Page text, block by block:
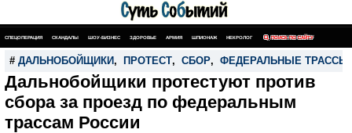
СПЕЦОПЕРАЦИЯ СКАНДАЛЫ ШОУ-БИЗНЕС ЗДОРОВЬЕ АРМИЯ ШПИОНАЖ НЕКРОЛОГ ПОИСК ПО САЙТУ
# ДАЛЬНОБОЙЩИКИ , ПРОТЕСТ, СБОР, ФЕДЕРАЛЬНЫЕ ТРАССЫ
Дальнобойщики протестуют против
сбора за проезд по федеральным
трассам России